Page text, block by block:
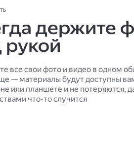
держите
рукой
все свои фото и видео в одном
— материалы будут доступны
или планшете и не потеряются,
что-то случится